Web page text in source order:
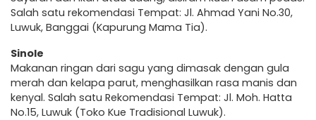
Salah satu rekomendasi Tempat: Jl. Ahmad Yani No.30,
Luwuk, Banggai (Kapurung Mama Tia).
Sinole
Makanan ringan dari sagu yang dimasak dengan gula
merah dan kelapa parut, menghasilkan rasa manis dan
kenyal. Salah satu Rekomendasi Tempat: Jl. Moh. Hatta
No.15, Luwuk (Toko Kue Tradisional Luwuk).